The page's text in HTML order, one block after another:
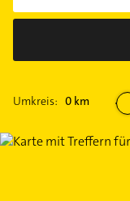
Umkreis: 0 km